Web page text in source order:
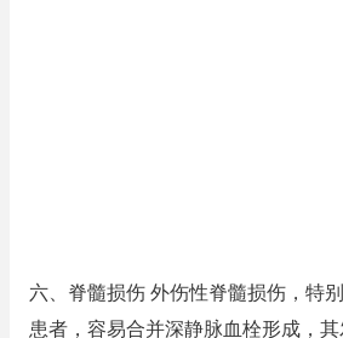
六、脊髓损伤 外伤性脊髓损伤，特
患者，容易合并深静脉血栓形成，